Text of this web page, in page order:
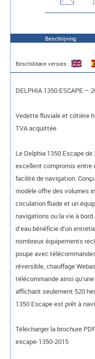
Beschrijving
Beschikbare versies
DELPHIA 1350 ESCAPE –
Vedette fluviale et côtière
TVA acquittée
Le Delphia 1350 Escape
excellent compromis entre
facilité de navigation.
modèle offre des volumes
circulation fluide et un
navigations ou la vie à
d’eau bénéficie d’un
nombreux équipements
poupe avec
réversible, chauffage
télécommande ainsi
affichant seulement 520
1350 Escape est prêt à
Télécharger la brochure
escape-1350-2015